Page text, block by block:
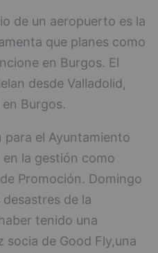
de un aeropuerto es la
que planes como
en Burgos. El
desde Valladolid,
Burgos.
para el Ayuntamiento
la gestión como
Promoción. Domingo
de la
tenido una
socia de Good Fly,una